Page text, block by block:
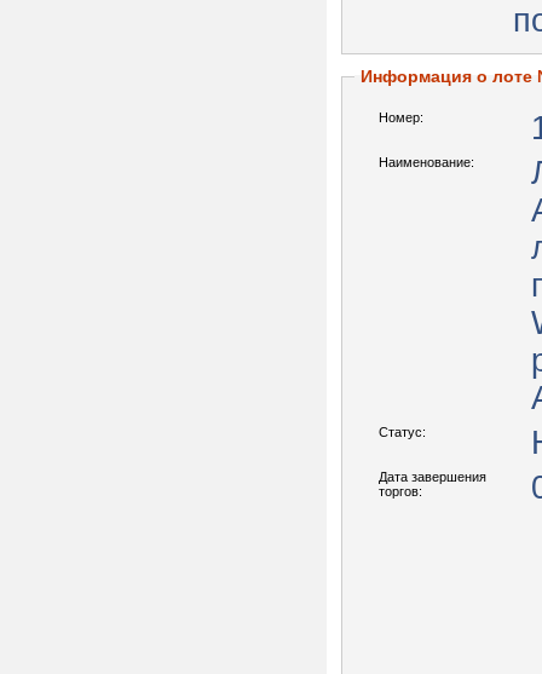
Информация о лоте
Номер:
Наименование:
Статус:
Дата завершения
торгов: